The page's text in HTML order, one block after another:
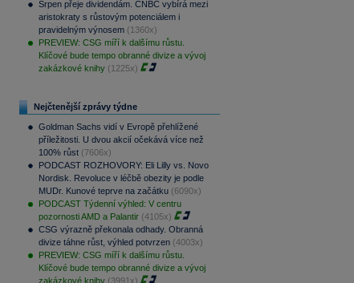
Srpen přeje dividendám. CNBC vybírá mezi
aristokraty s růstovým potenciálem i
pravidelným výnosem (1360x)
PREVIEW: CSG míří k dalšímu růstu.
Klíčové bude tempo obranné divize a vývoj
zakázkové knihy (1225x)
Nejčtenější zprávy týdne
Goldman Sachs vidí v Evropě přehlížené
příležitosti. U dvou akcií očekává více než
100% růst (7606x)
PODCAST ROZHOVORY: Eli Lilly vs. Novo
Nordisk. Revoluce v léčbě obezity je podle
MUDr. Kunové teprve na začátku (6090x)
PODCAST Týdenní výhled: V centru
pozornosti AMD a Palantir (4105x)
CSG výrazně překonala odhady. Obranná
divize táhne růst, výhled potvrzen (4003x)
PREVIEW: CSG míří k dalšímu růstu.
Klíčové bude tempo obranné divize a vývoj
zakázkové knihy (3991x)